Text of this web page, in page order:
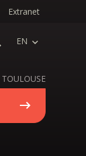
Extranet
EN
TOULOUSE